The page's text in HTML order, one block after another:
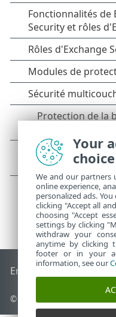
End of Life Base de
© 1992-2026
Your
choice
We and our partners
online experience,
personalized ads.
clicking "Accept all
choosing "Accept
settings by clicking
withdraw your
anytime by clicking
footer or in your
information, see our